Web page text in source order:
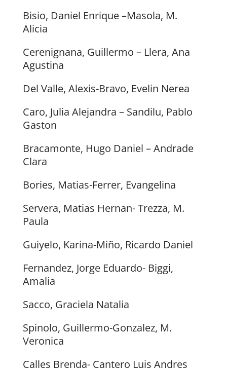
Bisio, Daniel Enrique –Masola, M.
Alicia
Cerenignana, Guillermo – Llera, Ana
Agustina
Del Valle, Alexis-Bravo, Evelin Nerea
Caro, Julia Alejandra – Sandilu, Pablo
Gaston
Bracamonte, Hugo Daniel – Andrade
Clara
Bories, Matias-Ferrer, Evangelina
Servera, Matias Hernan- Trezza, M.
Paula
Guiyelo, Karina-Miño, Ricardo Daniel
Fernandez, Jorge Eduardo- Biggi,
Amalia
Sacco, Graciela Natalia
Spinolo, Guillermo-Gonzalez, M.
Veronica
Calles Brenda- Cantero Luis Andres